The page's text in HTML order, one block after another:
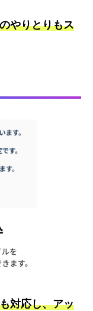
やりとりもス
対応し、アッ